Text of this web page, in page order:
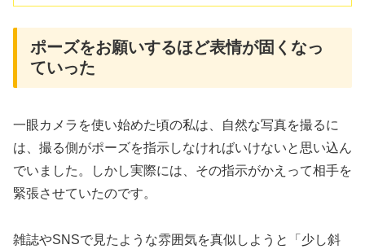
ポーズをお願いするほど表情が固くなっ
ていった
一眼カメラを使い始めた頃の私は、自然な写真を撮るに
は、撮る側がポーズを指示しなければいけないと思い込ん
でいました。しかし実際には、その指示がかえって相手を
緊張させていたのです。
雑誌やSNSで見たような雰囲気を真似しようと「少し斜